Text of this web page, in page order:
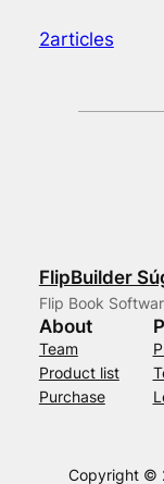
2articles
FlipBuilder
Flip Book
About
Team
Product list
Purchase
Copyright ©